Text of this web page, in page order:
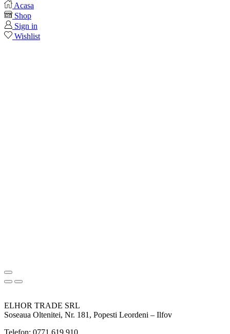
Acasa
Shop
Sign in
Wishlist
ELHOR TRADE SRL
Soseaua Oltenitei, Nr. 181, Popesti Leordeni – Ilfov
Telefon: 0771.619.910